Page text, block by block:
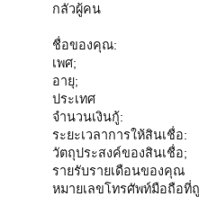
กลัวผู้คน
ชื่อของคุณ:
เพศ;
อายุ;
ประเทศ
จำนวนเงินกู้:
ระยะเวลาการให้สินเชื่อ:
วัตถุประสงค์ของสินเชื่อ;
รายรับรายเดือนของคุณ
หมายเลขโทรศัพท์มือถือที่